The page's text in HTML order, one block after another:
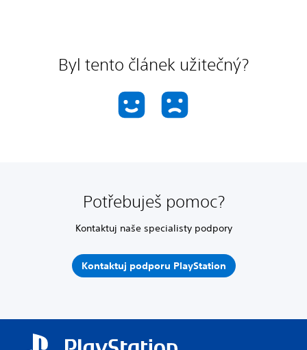
Byl tento článek užitečný?
Potřebuješ pomoc?
Kontaktuj naše specialisty podpory
Kontaktuj podporu PlayStation